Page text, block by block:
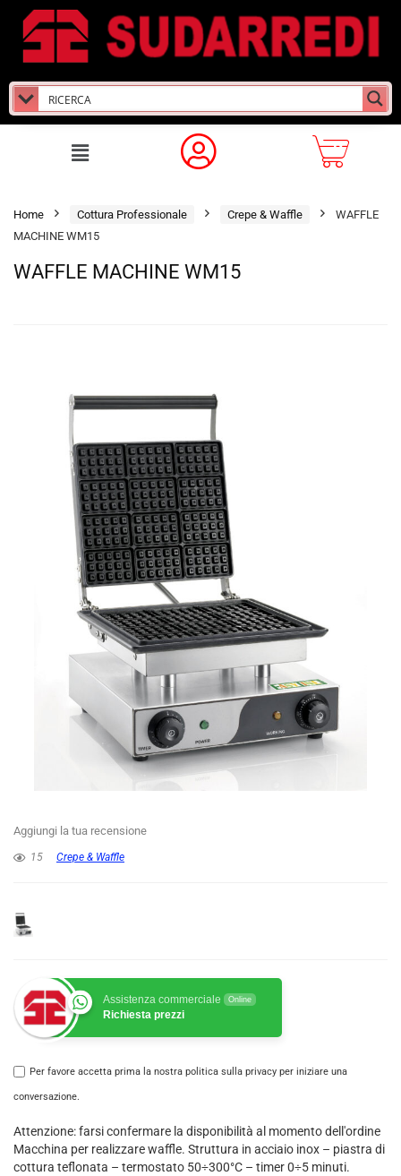
Home Cottura Professionale Crepe & Waffle
WAFFLE
MACHINE WM15
WAFFLE MACHINE WM15
Aggiungi la tua recensione
15 Crepe & Waffle
Assistenza commerciale Online
Richiesta prezzi
Per favore accetta prima la nostra politica sulla privacy per iniziare una
conversazione.
Attenzione: farsi confermare la disponibilità al momento dell'ordine
Macchina per realizzare waffle. Struttura in acciaio inox – piastra di
cottura teflonata – termostato 50÷300°C – timer 0÷5 minuti.